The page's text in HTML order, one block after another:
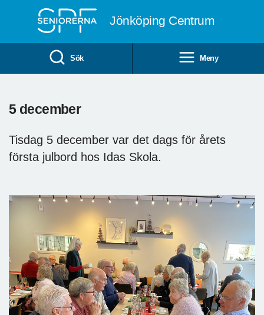
Jönköping Centrum
Sök Meny
5 december
Tisdag 5 december var det dags för årets
första julbord hos Idas Skola.